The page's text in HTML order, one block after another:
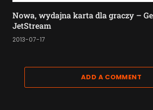
Nowa, wydajna karta dla graczy –
JetStream
2013-07-17
ADD A COMMENT